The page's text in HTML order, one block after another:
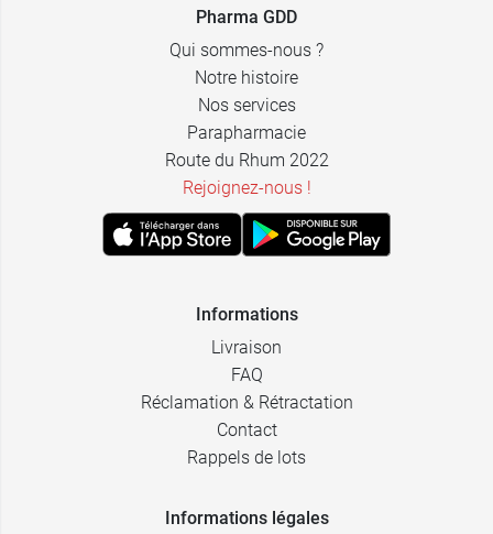
Pharma GDD
Qui sommes-nous ?
Notre histoire
Nos services
Parapharmacie
Route du Rhum 2022
Rejoignez-nous !
Informations
Livraison
FAQ
Réclamation & Rétractation
Contact
Rappels de lots
Informations légales